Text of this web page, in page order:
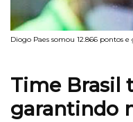
Diogo Paes somou 12.866 pontos
Time Brasil
garantindo